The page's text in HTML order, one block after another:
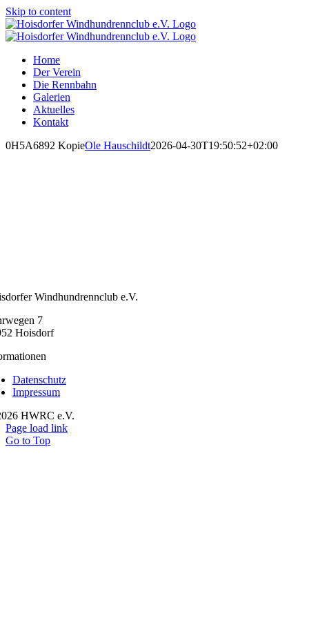
Skip to content
Home
Der Verein
Die Rennbahn
Galerien
Aktuelles
Kontakt
0H5A6892 KopieOle Hauschildt2026-04-30T19:50:52+02:00
Windhundrennclub e.V.
7
Hoisdorf
Datenschutz
Impressum
HWRC e.V.
Page load link
Go to Top